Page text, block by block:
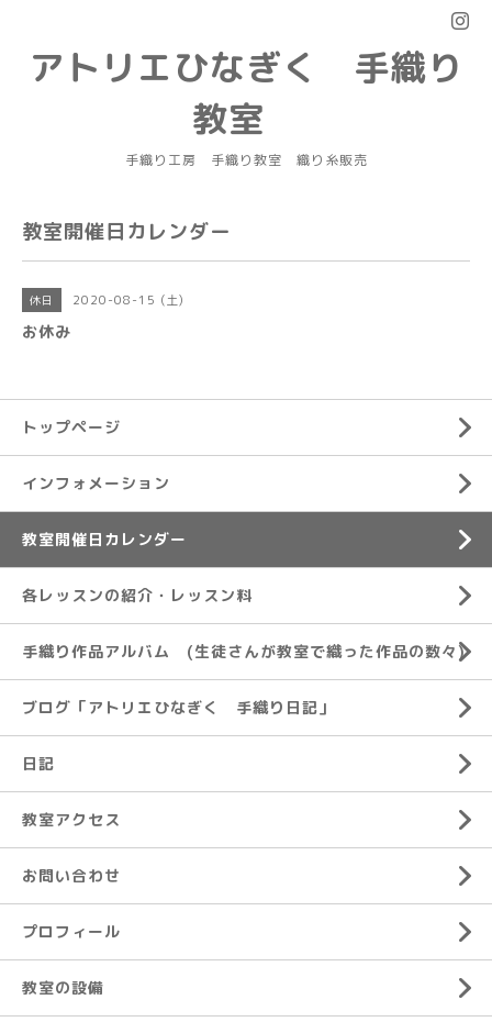
アトリエひなぎく 手織り
教室
手織り工房 手織り教室 織り糸販売
教室開催日カレンダー
休日 2020-08-15 (土)
お休み
トップページ
インフォメーション
教室開催日カレンダー
各レッスンの紹介・レッスン料
手織り作品アルバム (生徒さんが教室で織った作品の数々)
ブログ「アトリエひなぎく 手織り日記」
日記
教室アクセス
お問い合わせ
プロフィール
教室の設備